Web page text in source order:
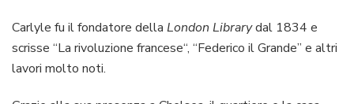
Carlyle fu il fondatore della London Librarydal 1834 e
scrisse “La rivoluzione francese“, “Federico il Grande” e altri
lavori molto noti.